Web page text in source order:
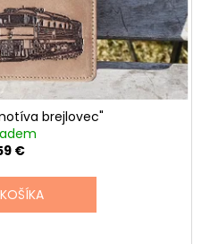
brejlovec"
€